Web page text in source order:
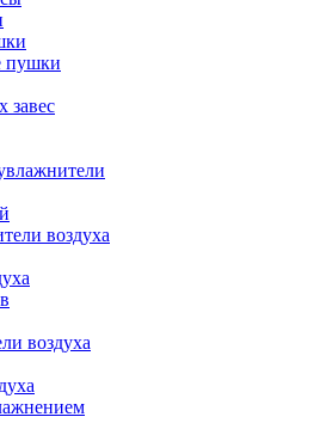
пушки
завес
воздуха
воздуха